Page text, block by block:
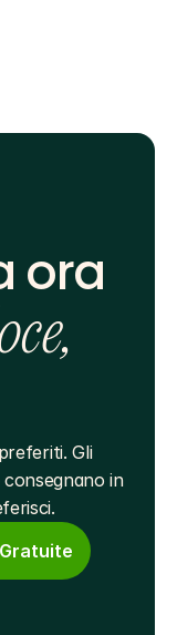
ora
Gli
in